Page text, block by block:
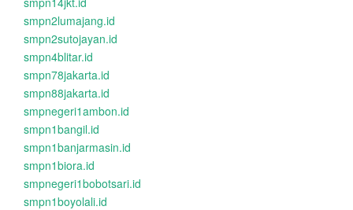
smpn2lumajang.id
smpn2sutojayan.id
smpn4blitar.id
smpn78jakarta.id
smpn88jakarta.id
smpnegeri1ambon.id
smpn1bangil.id
smpn1banjarmasin.id
smpn1biora.id
smpnegeri1bobotsari.id
smpn1boyolali.id